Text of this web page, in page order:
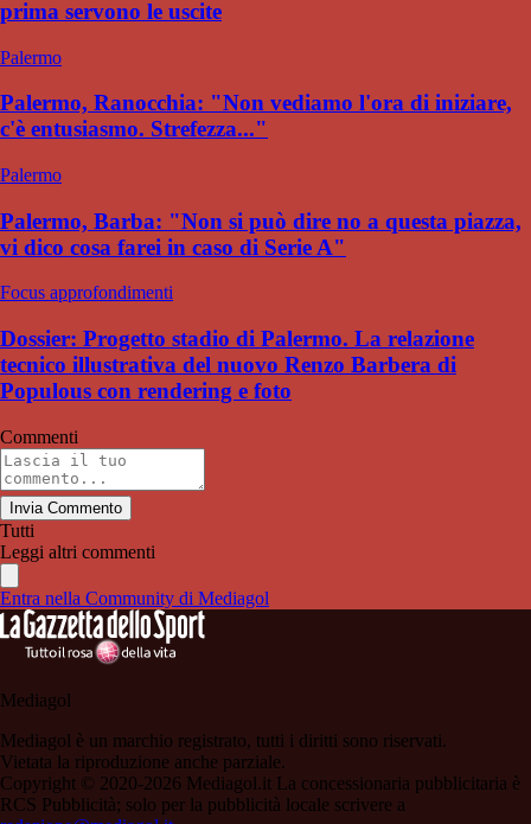
prima servono le uscite
Palermo
Palermo, Ranocchia: "Non vediamo l'ora di iniziare,
c'è entusiasmo. Strefezza..."
Palermo
Palermo, Barba: "Non si può dire no a questa piazza,
vi dico cosa farei in caso di Serie A"
Focus approfondimenti
Dossier: Progetto stadio di Palermo. La relazione
tecnico illustrativa del nuovo Renzo Barbera di
Populous con rendering e foto
Commenti
Invia Commento
Tutti
Leggi altri commenti
Entra nella Community di Mediagol
Mediagol
Mediagol è un marchio registrato, tutti i diritti sono riservati.
Vietata la riproduzione anche parziale.
Copyright © 2020-2026 Mediagol.it La concessionaria pubblicitaria è
RCS Pubblicità; solo per la pubblicità locale scrivere a